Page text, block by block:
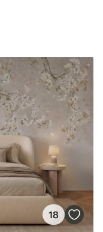
18